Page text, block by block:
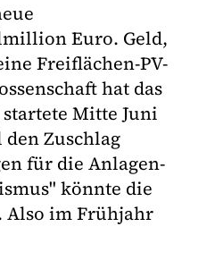
Euro. Geld,
Freiflächen-PV-
hat das
Mitte Juni
Zuschlag
für die Anlagen-
könnte die
Also im Frühjahr